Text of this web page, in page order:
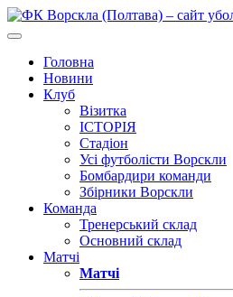
Головна
Новини
Клуб
Візитка
ІСТОРІЯ
Стадіон
Усі футболісти Ворскли
Бомбардири команди
Збірники Ворскли
Команда
Тренерський склад
Основний склад
Матчі
Матчі